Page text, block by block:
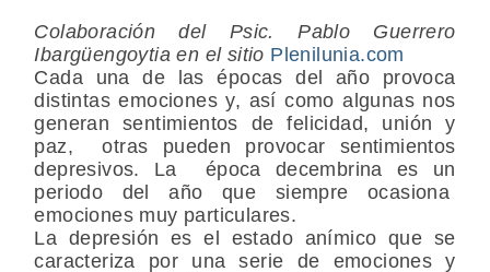
Colaboración del Psic. Pablo Guerrero
Ibargüengoytia en el sitio Plenilunia.com
Cada una de las épocas del año provoca
distintas emociones y, así como algunas nos
generan sentimientos de felicidad, unión y
paz, otras pueden provocar sentimientos
depresivos. La época decembrina es un
periodo del año que siempre ocasiona
emociones muy particulares.
La depresión es el estado anímico que se
caracteriza por una serie de emociones y